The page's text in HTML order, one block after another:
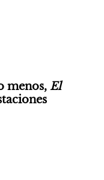
menos, El